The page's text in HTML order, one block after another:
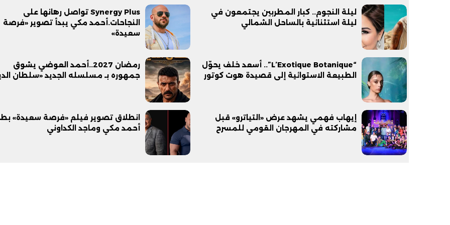
ليلة النجوم.. كبار المطربين يجتمعون في
ليلة استثنائية بالساحل الشمالي
Synergy Plus تواصل رهانها على
النجاحات.أحمد مكي يبدأ تصوير «فرصة
سعيدة»
“L’Exotique Botanique”.. أسعد خلف يحوّل
الطبيعة الاستوائية إلى قصيدة هوت كوتور
رمضان 2027..أحمد العوضي يشوق
جمهوره بـ مسلسله الجديد «سلطان
إيهاب فهمي يشهد عرض «التياترو» قبل
مشاركته في المهرجان القومي للمسرح
انطلاق تصوير فيلم «فرصة سعيدة»
أحمد مكي وماجد الكداوني